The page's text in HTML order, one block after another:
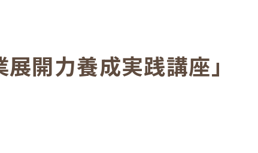
開力養成実践講座」